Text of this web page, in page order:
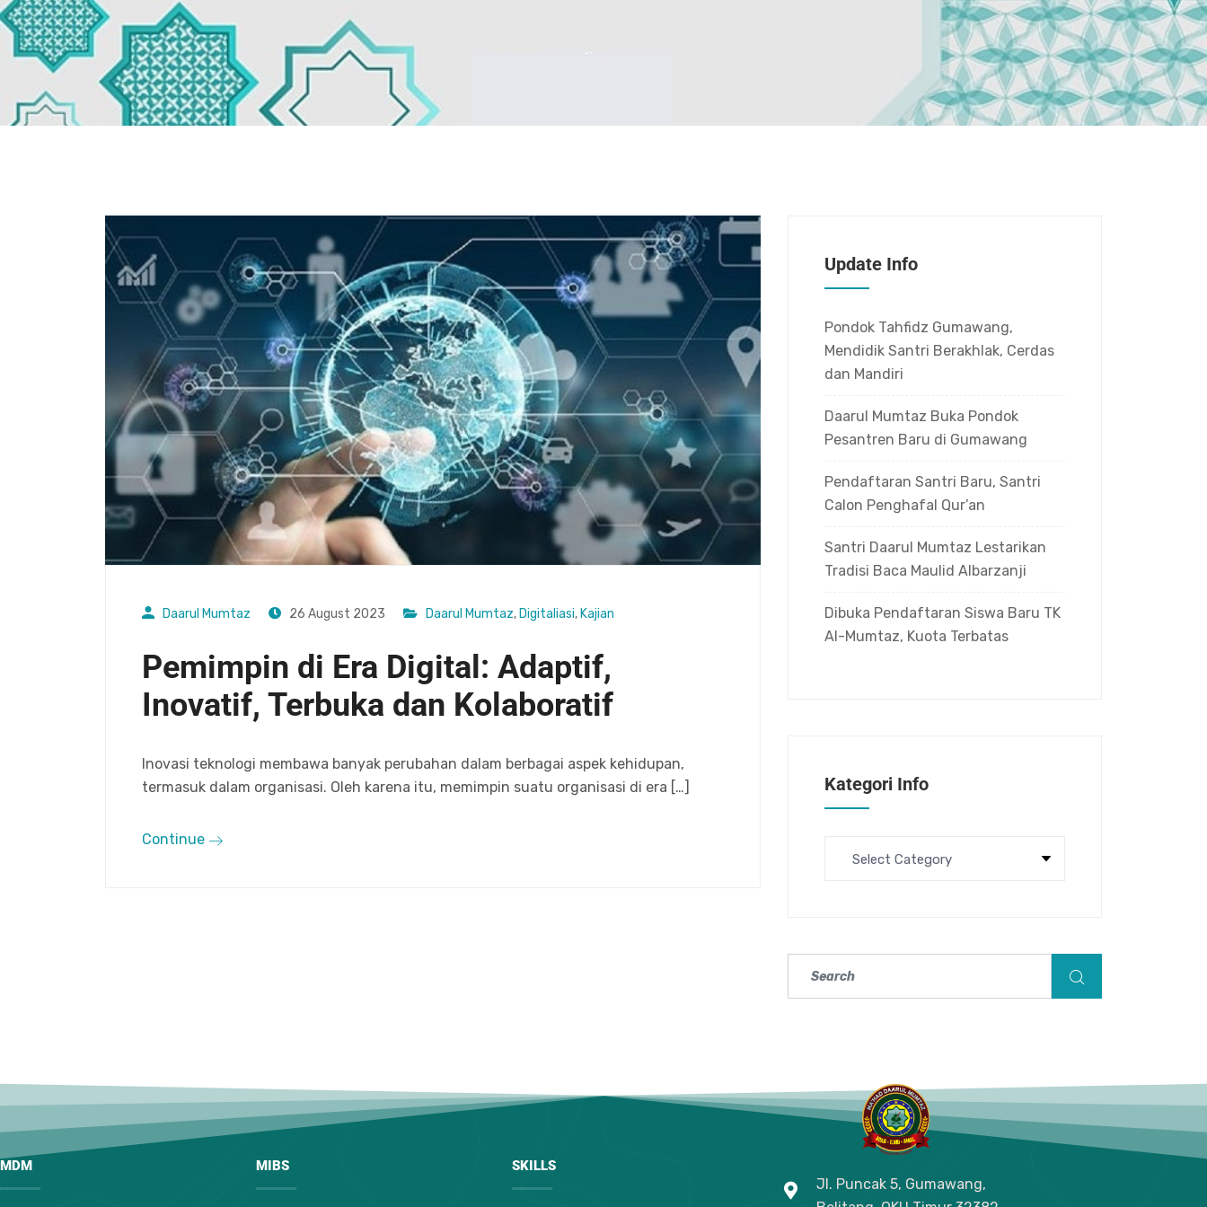
Daarul Mumtaz 26 August 2023 Daarul Mumtaz, Digitaliasi, Kajian
Pemimpin di Era Digital: Adaptif,
Inovatif, Terbuka dan Kolaboratif
Inovasi teknologi membawa banyak perubahan dalam berbagai aspek kehidupan,
termasuk dalam organisasi. Oleh karena itu, memimpin suatu organisasi di era […]
Continue
Update Info
Pondok Tahfidz Gumawang,
Mendidik Santri Berakhlak, Cerdas
dan Mandiri
Daarul Mumtaz Buka Pondok
Pesantren Baru di Gumawang
Pendaftaran Santri Baru, Santri
Calon Penghafal Qur’an
Santri Daarul Mumtaz Lestarikan
Tradisi Baca Maulid Albarzanji
Dibuka Pendaftaran Siswa Baru TK
Al-Mumtaz, Kuota Terbatas
Kategori Info
MDM MIBS SKILLS
Jl. Puncak 5, Gumawang,